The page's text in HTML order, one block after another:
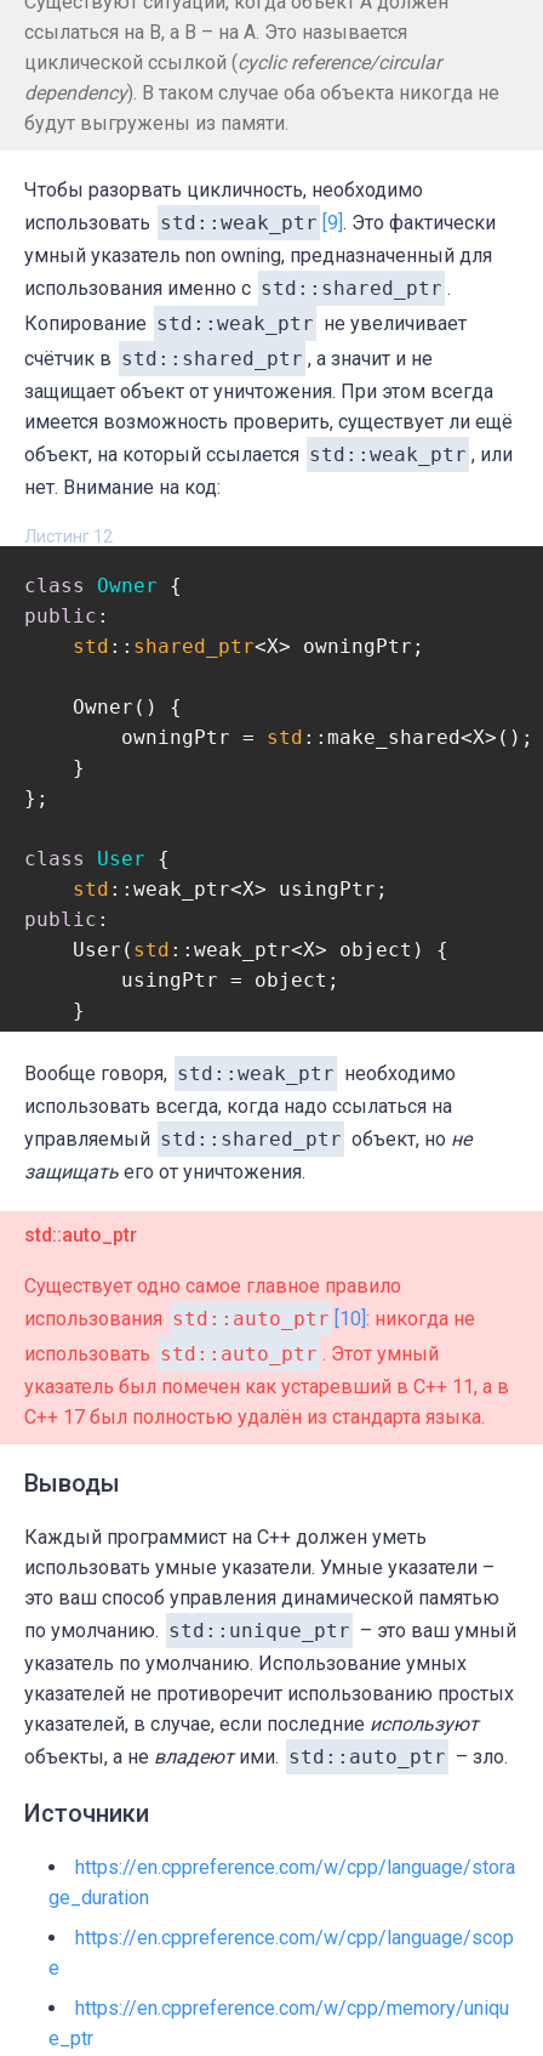
ссылаться на B, а B – на A. Это называется
циклической ссылкой (cyclic reference/circular
dependency). В таком случае оба объекта никогда не
будут выгружены из памяти.
Чтобы разорвать цикличность, необходимо
использовать std::weak_ptr [9]. Это фактически
умный указатель non owning, предназначенный для
использования именно с std::shared_ptr .
Копирование std::weak_ptr не увеличивает
счётчик в std::shared_ptr , а значит и не
защищает объект от уничтожения. При этом всегда
имеется возможность проверить, существует ли ещё
объект, на который ссылается std::weak_ptr , или
нет. Внимание на код:
Листинг 12
class Owner {
public :
std :: shared_ptr<X> owningPtr;
    Owner() {
        owningPtr =
std ::make_shared<X>();
    }
};
class User {
std
public :
    User(
std ::weak_ptr<X> object) {
        usingPtr = object;
    }
void use () {
if (std::shared_ptr<X> object =
	    object->func();
        }
else {
        }
};
int main ()
{
    Owner owner;
User
(owner.owningPtr)
Вообще говоря, std::weak_ptr необходимо
использовать всегда, когда надо ссылаться на
управляемый std::shared_ptr объект, но не
защищать его от уничтожения.
std::auto_ptr
Существует одно самое главное правило
использования std::auto_ptr [10]: никогда не
использовать std::auto_ptr . Этот умный
указатель был помечен как устаревший в C++ 11, а в
C++ 17 был полностью удалён из стандарта языка.
Выводы
Каждый программист на C++ должен уметь
использовать умные указатели. Умные указатели –
это ваш способ управления динамической памятью
по умолчанию. std::unique_ptr – это ваш умный
указатель по умолчанию. Использование умных
указателей не противоречит использованию простых
указателей, в случае, если последние используют
объекты, а не владеютими. std::auto_ptr – зло.
Источники
https://en.cppreference.com/w/cpp/language/stora
ge_duration
https://en.cppreference.com/w/cpp/language/scop
e
https://en.cppreference.com/w/cpp/memory/uniqu
e_ptr